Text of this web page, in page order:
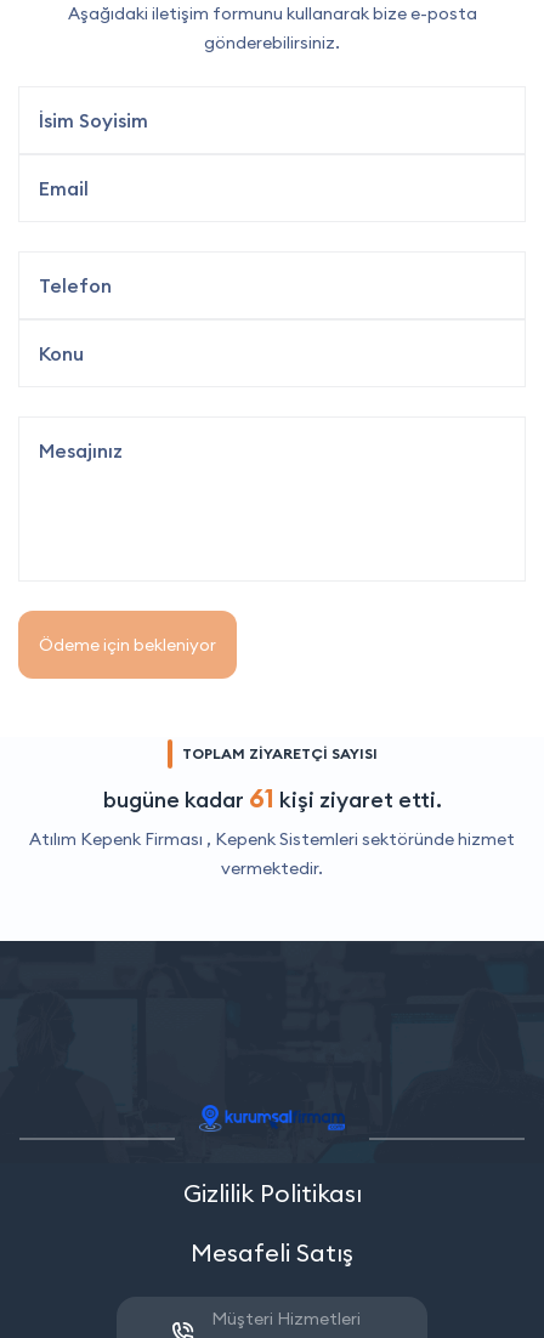
Aşağıdaki iletişim formunu kullanarak bize e-posta
gönderebilirsiniz.
Ödeme için bekleniyor
TOPLAM ZİYARETÇİ SAYISI
bugüne kadar 61 kişi ziyaret etti.
Atılım Kepenk Firması , Kepenk Sistemleri sektöründe hizmet
vermektedir.
Gizlilik Politikası
Mesafeli Satış
Müşteri Hizmetleri